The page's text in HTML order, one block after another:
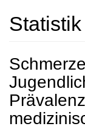
Statistik